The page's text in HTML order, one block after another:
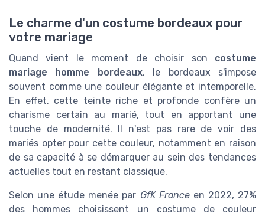
Le charme d'un costume bordeaux pour
votre mariage
Quand vient le moment de choisir son costume
mariage homme bordeaux, le bordeaux s'impose
souvent comme une couleur élégante et intemporelle.
En effet, cette teinte riche et profonde confère un
charisme certain au marié, tout en apportant une
touche de modernité. Il n'est pas rare de voir des
mariés opter pour cette couleur, notamment en raison
de sa capacité à se démarquer au sein des tendances
actuelles tout en restant classique.
Selon une étude menée par GfK Franceen 2022, 27%
des hommes choisissent un costume de couleur